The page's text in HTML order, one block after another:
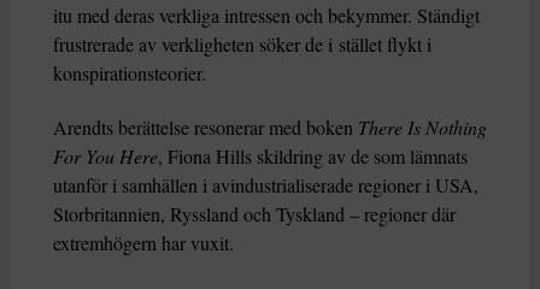
itu med deras verkliga intressen och bekymmer. Ständigt
frustrerade av verkligheten söker de i stället flykt i
konspirationsteorier.
Arendts berättelse resonerar med boken There Is Nothing
For You Here, Fiona Hills skildring av de som lämnats
utanför i samhällen i avindustrialiserade regioner i USA,
Storbritannien, Ryssland och Tyskland – regioner där
extremhögern har vuxit.